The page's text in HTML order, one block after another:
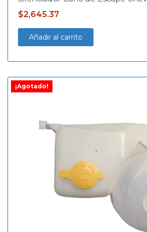
$2,645.37
Añadir al carrito
¡Agotado!